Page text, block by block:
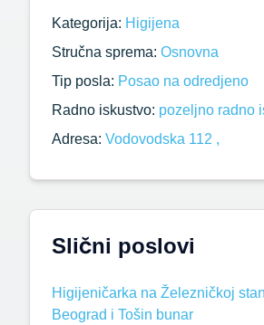
Slični poslovi
Higijeničarka na Železničkoj
Beograd i Tošin bunar
Kategorija: Higijena
Stručna sprema: Osnovna
Tip posla: Posao na odredjeno
Radno iskustvo: pozeljno radno
Adresa: Vodovodska 112 ,